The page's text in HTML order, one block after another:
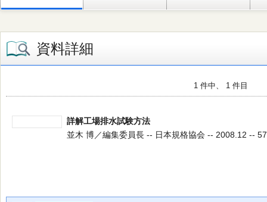
資料詳細
1 件中、 1 件目
詳解工場排水試験方法
並木 博／編集委員長 -- 日本規格協会 -- 2008.12 --